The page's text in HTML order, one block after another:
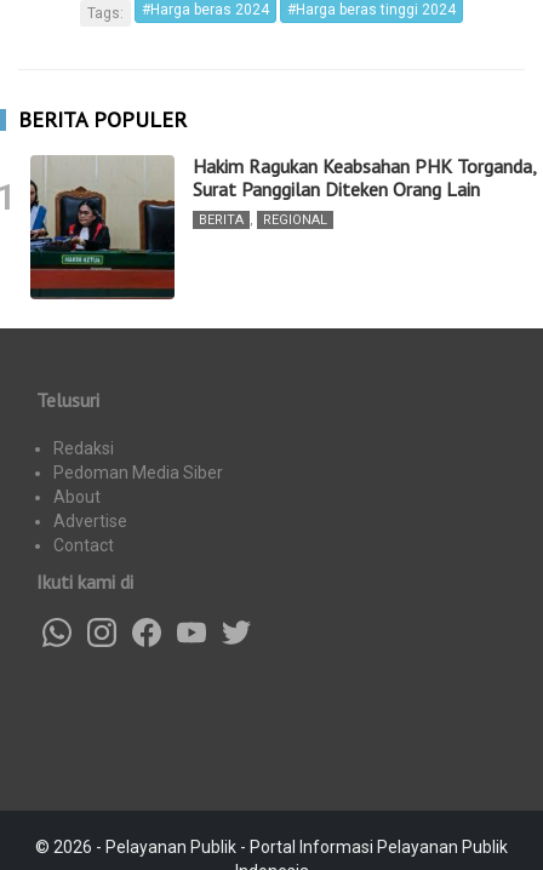
Tags: #Harga beras 2024 #Harga beras tinggi 2024
BERITA POPULER
Hakim Ragukan Keabsahan PHK Torganda,
Surat Panggilan Diteken Orang Lain
BERITA , REGIONAL
Telusuri
Redaksi
Pedoman Media Siber
About
Advertise
Contact
Ikuti kami di
© 2026 - Pelayanan Publik - Portal Informasi Pelayanan Publik